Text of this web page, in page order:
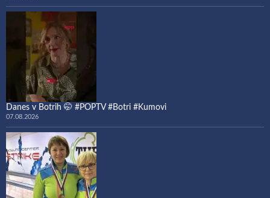
Danes v Botrih 🤭 #POPTV #Botri #Kumovi
07.08.2026